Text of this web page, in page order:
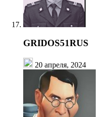
GRIDOS51RUS
20 апреля, 2024